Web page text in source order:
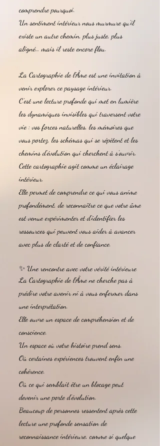
comprendre pourquoi.
Un sentiment intérieur nous murmure qu’il
existe un autre chemin, plus juste, plus
aligné… mais il reste encore flou.
La Cartographie de l’Âme est une invitation à
venir explorer ce paysage intérieur.
C’est une lecture profonde qui met en lumière
les dynamiques invisibles qui traversent votre
vie : vos forces naturelles, les mémoires que
vous portez, les schémas qui se répètent et les
chemins d’évolution qui cherchent à s’ouvrir.
Cette cartographie agit comme un éclairage
intérieur.
Elle permet de comprendre ce qui vous anime
profondément, de reconnaître ce que votre âme
est venue expérimenter et d’identifier les
ressources qui peuvent vous aider à avancer
avec plus de clarté et de confiance.
✨ Une rencontre avec votre vérité intérieure
La Cartographie de l’Âme ne cherche pas à
prédire votre avenir ni à vous enfermer dans
une interprétation.
Elle ouvre un espace de compréhension et de
conscience.
Un espace où votre histoire prend sens.
Où certaines expériences trouvent enfin une
cohérence.
Où ce qui semblait être un blocage peut
devenir une porte d’évolution.
Beaucoup de personnes ressentent après cette
lecture une profonde sensation de
reconnaissance intérieure, comme si quelque